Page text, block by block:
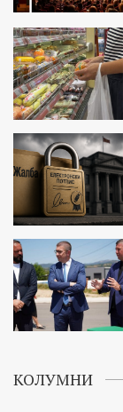
КОЛУМНИ